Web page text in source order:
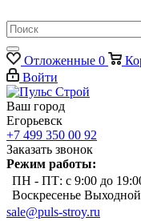
Отложенные 0
Войти
Ваш город
Егорьевск
+7 499 350 00 92
Заказать звонок
Режим работы:
ПН - ПТ: с 9:00 до
Воскресенье Выходной
sale@puls-stroy.ru